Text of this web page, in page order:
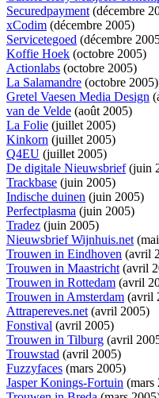
Securedpayment(décembre
xCodim (décembre 2005)
Servicetegoed (décembre
Koffie Hoek (octobre 2005)
Actionlabs (octobre 2005)
La Salamandre (octobre 2005)
Gretel Vaesen Media Design
van de Velde (août 2005)
La Folie (juillet 2005)
Kinkorn (juillet 2005)
Q4EU (juillet 2005)
De digitale Nieuwsbrief(juin
Trackbase (juin 2005)
Indische duinen (juin 2005)
Perfectplasma (juin 2005)
Tradez (juin 2005)
Nieuwsbrief Wijnhuis.net
Trouwen in Eindhoven (avril
Trouwen in Maastricht(avril
Trouwen in Rottedam (avril
Trouwen in Amsterdam (avril
Attrapereves.net(avril 2005)
Fonstival (avril 2005)
Trouwen in Tilburg (avril
Trouwstad (avril 2005)
Fuzzyfaces (mars 2005)
Jasper Konings-Fortuin (mars